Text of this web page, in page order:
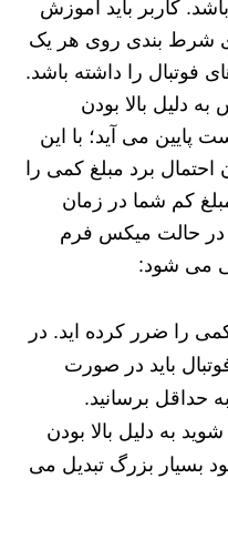
کاربر باید آموزش
شرط بندی روی هر یک
فوتبال را داشته باشد.
دلیل بالا بودن
می آید؛ با این
احتمال برد مبلغ کمی را
کم شما در زمان
در حالت میکس فرم
می شود:
را ضرر کرده اید. در
باید در صورت
حداقل برسانید.
به دلیل بالا بودن
بسیار بزرگ تبدیل می